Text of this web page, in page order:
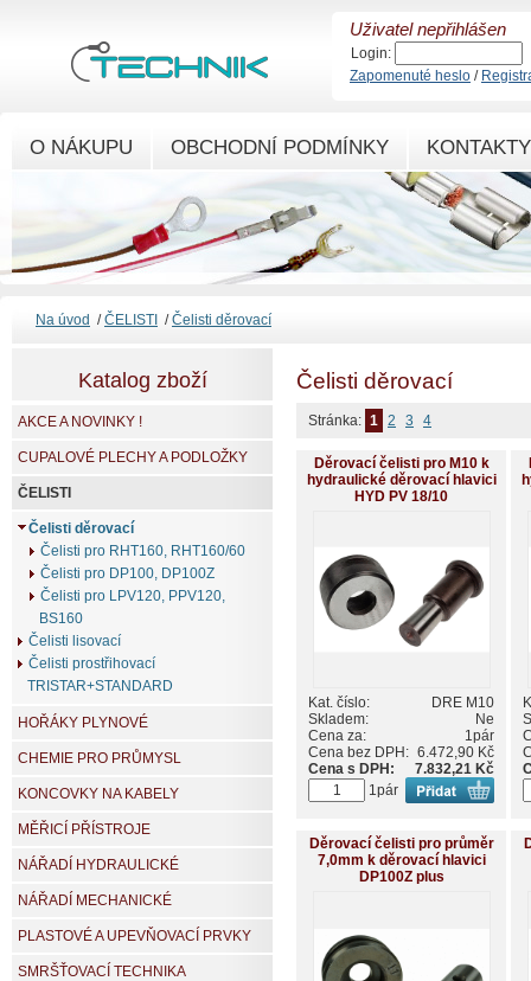
Čelisti děrovací
Stránka: 1 2 3 4
Děrovací čelisti pro M10 k
hydraulické děrovací hlavici
HYD PV 18/10
Kat. číslo:
DRE M10
Skladem:
Ne
Cena za:
1pár
Cena bez DPH: 6.472,90 Kč
Cena s DPH:
7.832,21 Kč
1pár
Děrovací čelisti pro průměr
7,0mm k děrovací hlavici
DP100Z plus
Katalog zboží
AKCE A NOVINKY !
CUPALOVÉ PLECHY A PODLOŽKY
ČELISTI
Čelisti děrovací
Čelisti pro RHT160, RHT160/60
Čelisti pro DP100, DP100Z
Čelisti pro LPV120, PPV120,
BS160
Čelisti lisovací
Čelisti prostřihovací
TRISTAR+STANDARD
HOŘÁKY PLYNOVÉ
CHEMIE PRO PRŮMYSL
KONCOVKY NA KABELY
MĚŘICÍ PŘÍSTROJE
NÁŘADÍ HYDRAULICKÉ
NÁŘADÍ MECHANICKÉ
PLASTOVÉ A UPEVŇOVACÍ PRVKY
SMRŠŤOVACÍ TECHNIKA
Na úvod /ČELISTI /Čelisti děrovací
O NÁKUPU OBCHODNÍ PODMÍNKY KONTAKTY
Uživatel nepřihlášen
Login:
Zapomenuté heslo /